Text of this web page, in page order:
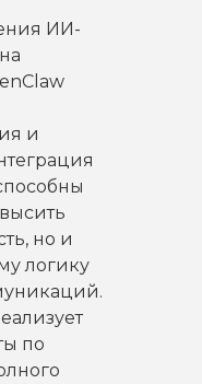
ИИ-
и
но и
логику
по